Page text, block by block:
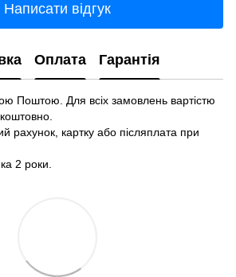
Написати відгук
Оплата Гарантія
Поштою. Для всіх замовлень вартістю
рахунок, картку або післяплата при
2 роки.